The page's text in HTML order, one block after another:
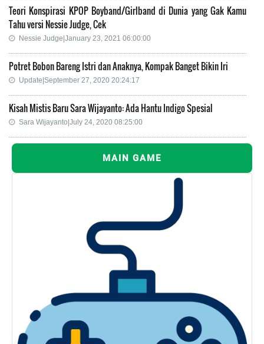
Teori Konspirasi KPOP Boyband/Girlband di Dunia yang Gak Kamu
Tahu versi Nessie Judge, Cek
Nessie Judge|January 23, 2021 06:00:00
Potret Bobon Bareng Istri dan Anaknya, Kompak Banget Bikin Iri
Update|September 27, 2020 20:24:17
Kisah Mistis Baru Sara Wijayanto: Ada Hantu Indigo Spesial
Sara Wijayanto|July 24, 2020 08:25:00
MAIN GAME